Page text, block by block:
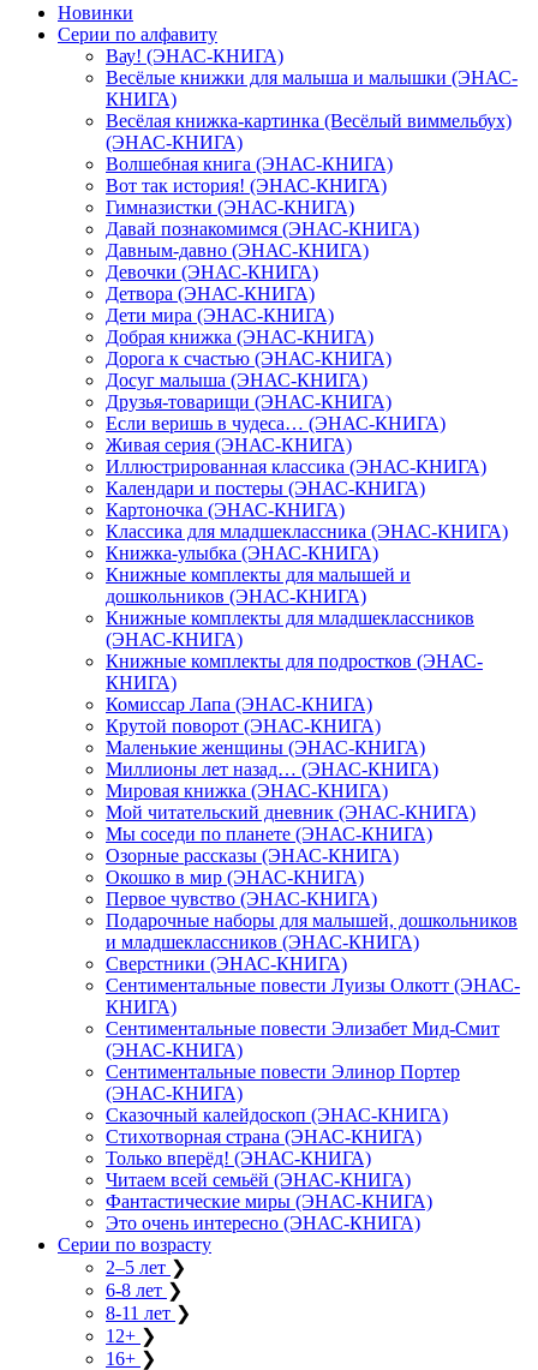
Новинки
Серии по алфавиту
Вау! (ЭНАС-КНИГА)
Весёлые книжки для малыша и малышки (ЭНАС-
КНИГА)
Весёлая книжка-картинка (Весёлый виммельбух)
(ЭНАС-КНИГА)
Волшебная книга (ЭНАС-КНИГА)
Вот так история! (ЭНАС-КНИГА)
Гимназистки (ЭНАС-КНИГА)
Давай познакомимся (ЭНАС-КНИГА)
Давным-давно (ЭНАС-КНИГА)
Девочки (ЭНАС-КНИГА)
Детвора (ЭНАС-КНИГА)
Дети мира (ЭНАС-КНИГА)
Добрая книжка (ЭНАС-КНИГА)
Дорога к счастью (ЭНАС-КНИГА)
Досуг малыша (ЭНАС-КНИГА)
Друзья-товарищи (ЭНАС-КНИГА)
Если веришь в чудеса… (ЭНАС-КНИГА)
Живая серия (ЭНАС-КНИГА)
Иллюстрированная классика (ЭНАС-КНИГА)
Календари и постеры (ЭНАС-КНИГА)
Картоночка (ЭНАС-КНИГА)
Классика для младшеклассника (ЭНАС-КНИГА)
Книжка-улыбка (ЭНАС-КНИГА)
Книжные комплекты для малышей и
дошкольников (ЭНАС-КНИГА)
Книжные комплекты для младшеклассников
(ЭНАС-КНИГА)
Книжные комплекты для подростков (ЭНАС-
КНИГА)
Комиссар Лапа (ЭНАС-КНИГА)
Крутой поворот (ЭНАС-КНИГА)
Маленькие женщины (ЭНАС-КНИГА)
Миллионы лет назад… (ЭНАС-КНИГА)
Мировая книжка (ЭНАС-КНИГА)
Мой читательский дневник (ЭНАС-КНИГА)
Мы соседи по планете (ЭНАС-КНИГА)
Озорные рассказы (ЭНАС-КНИГА)
Окошко в мир (ЭНАС-КНИГА)
Первое чувство (ЭНАС-КНИГА)
Подарочные наборы для малышей, дошкольников
и младшеклассников (ЭНАС-КНИГА)
Сверстники (ЭНАС-КНИГА)
Сентиментальные повести Луизы Олкотт (ЭНАС-
КНИГА)
Сентиментальные повести Элизабет Мид-Смит
(ЭНАС-КНИГА)
Сентиментальные повести Элинор Портер
(ЭНАС-КНИГА)
Сказочный калейдоскоп (ЭНАС-КНИГА)
Стихотворная страна (ЭНАС-КНИГА)
Только вперёд! (ЭНАС-КНИГА)
Читаем всей семьёй (ЭНАС-КНИГА)
Фантастические миры (ЭНАС-КНИГА)
Это очень интересно (ЭНАС-КНИГА)
Серии по возрасту
2–5 лет ❯
6-8 лет ❯
8-11 лет ❯
12+ ❯
16+ ❯